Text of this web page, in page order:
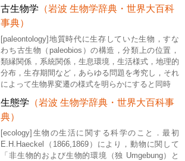
古生物学 （岩波 生物学辞典・世界大百科
事典）
[paleontology]地質時代に生存していた生物，すな
わち古生物（paleobios）の構造，分類上の位置，
類縁関係，系統関係，生息環境，生活様式，地理的
分布，生存期間など，あらゆる問題を考究し，それ
によって生物界変遷の様式を明らかにすると同時
生態学 （岩波 生物学辞典・世界大百科事
典）
[ecology]生物の生活に関する科学のこと．最初
E.H.Haeckel（1866,1869）により，動物に関して
「非生物的および生物的環境（独 Umgebung）と